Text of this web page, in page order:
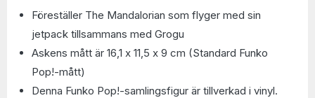
Föreställer The Mandalorian som flyger med sin
jetpack tillsammans med Grogu
Askens mått är 16,1 x 11,5 x 9 cm (Standard Funko
Pop!-mått)
Denna Funko Pop!-samlingsfigur är tillverkad i vinyl.